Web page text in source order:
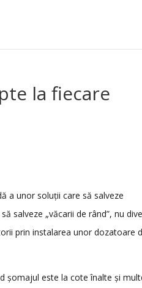
la fiecare
a unor soluții care să salveze
salveze „văcarii de rând”, nu
prin instalarea unor dozatoare
șomajul este la cote înalte și